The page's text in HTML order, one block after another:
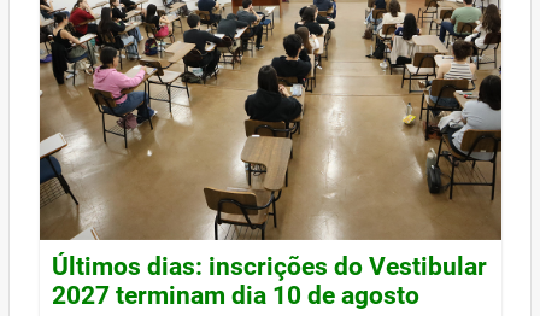
Últimos dias: inscrições do Vestibular
2027 terminam dia 10 de agosto